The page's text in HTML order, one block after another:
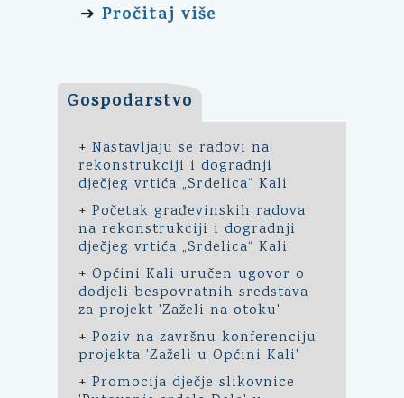
➔ Pročitaj više
Gospodarstvo
+ Nastavljaju se radovi na
rekonstrukciji i dogradnji
dječjeg vrtića „Srdelica“ Kali
+ Početak građevinskih radova
na rekonstrukciji i dogradnji
dječjeg vrtića „Srdelica“ Kali
+ Općini Kali uručen ugovor o
dodjeli bespovratnih sredstava
za projekt 'Zaželi na otoku'
+ Poziv na završnu konferenciju
projekta 'Zaželi u Općini Kali'
+ Promocija dječje slikovnice